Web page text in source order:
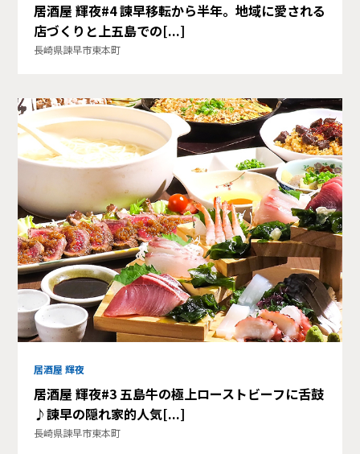
居酒屋 輝夜#4 諫早移転から半年。地域に愛される
店づくりと上五島での[...]
長崎県諫早市東本町
居酒屋 輝夜
居酒屋 輝夜#3 五島牛の極上ローストビーフに舌鼓
♪諫早の隠れ家的人気[...]
長崎県諫早市東本町